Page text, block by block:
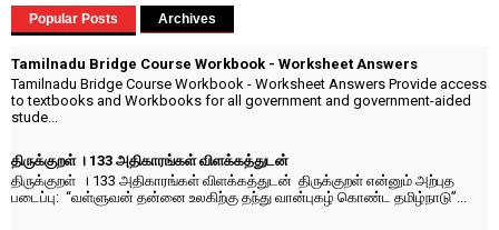
Popular Posts Archives
Tamilnadu Bridge Course Workbook - Worksheet Answers
Tamilnadu Bridge Course Workbook - Worksheet Answers Provide access
to textbooks and Workbooks for all government and government-aided
stude...
திருக்குறள் । 133 அதிகாரங்கள் விளக்கத்துடன்
திருக்குறள் । 133 அதிகாரங்கள் விளக்கத்துடன் திருக்குறள் என்னும் அற்புத
படைப்பு: “வள்ளுவன் தன்னை உலகிற்கு தந்து வான்புகழ் கொண்ட தமிழ்நாடு”...